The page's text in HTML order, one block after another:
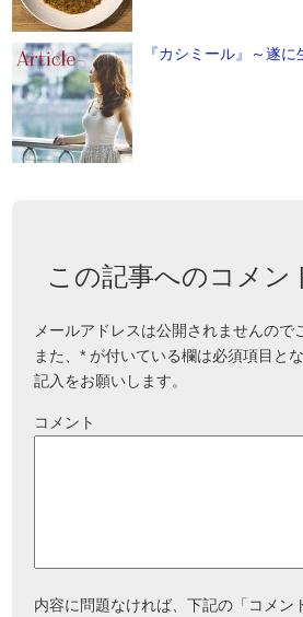
『カシミール』～遂
この記事へのコメン
メールアドレスは公開されませんので
また、* が付いている欄は必須項目と
記入をお願いします。
コメント
内容に問題なければ、下記の「コメン